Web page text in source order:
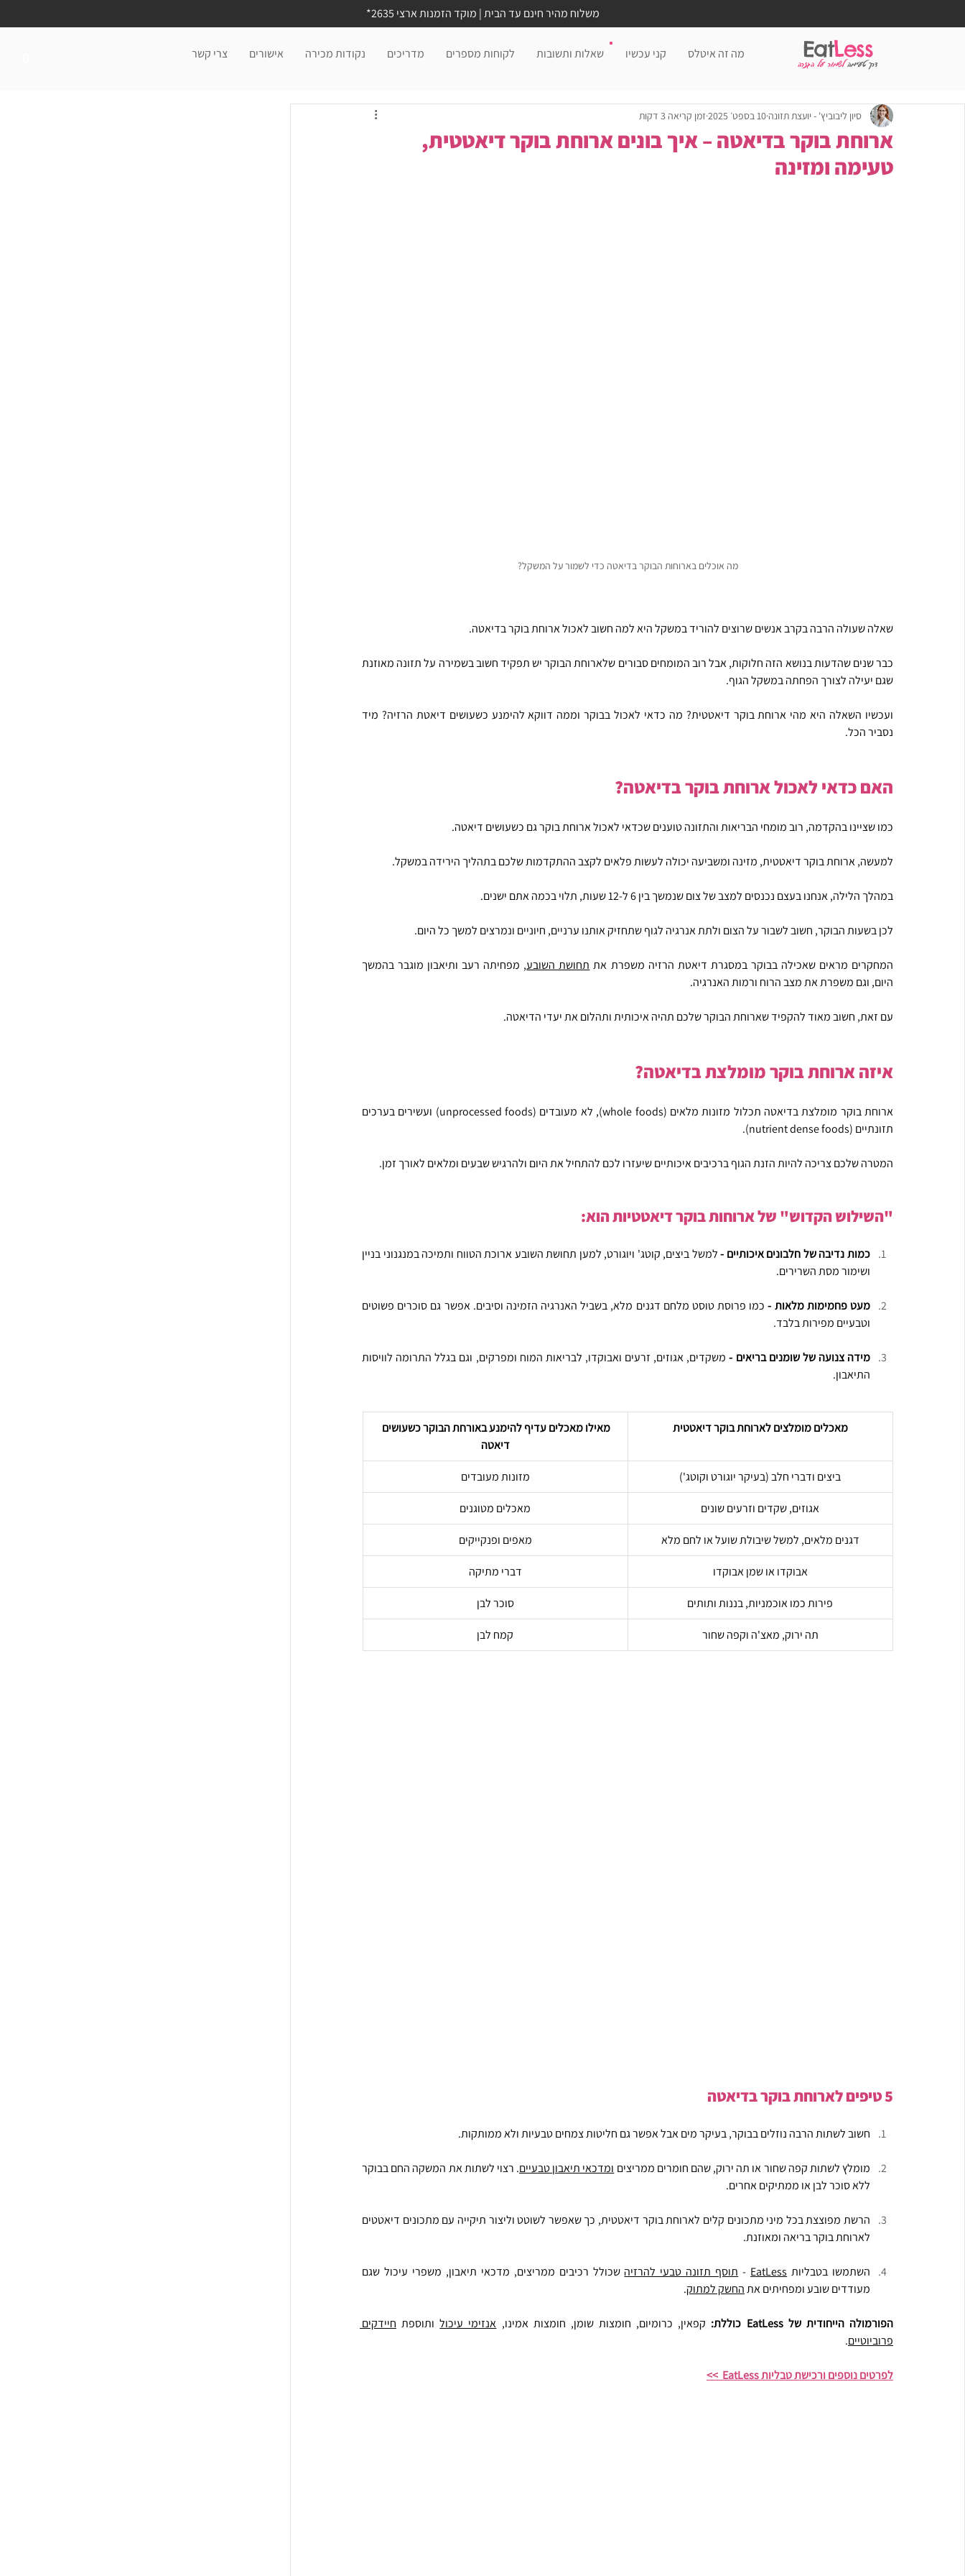
משלוח מהיר חינם עד הבית | מוקד הזמנות ארצי 2635*
מה זה איטלס קני עכשיו שאלות ותשובות לקוחות מספרים מדריכים נקודות מכירה אישורים צרי קשר
דרך טעימהלשמור על הגזרה
EatLess
ארוחת בוקר בדיאטה – איך בונים ארוחת בוקר דיאטטית,
טעימה ומזינה
סיון ליבוביץ' - יועצת תזונה10 בספט׳ 2025 זמן קריאה 3 דקות
מה אוכלים בארוחות הבוקר בדיאטה כדי לשמור על המשקל?
שאלה שעולה הרבה בקרב אנשים שרוצים להוריד במשקל היא למה חשוב לאכול ארוחת בוקר בדיאטה.
שגם יעילה לצורך הפחתה במשקל הגוף.
נסביר הכל.
האם כדאי לאכול ארוחת בוקר בדיאטה?
כמו שציינו בהקדמה, רוב מומחי הבריאות והתזונה טוענים שכדאי לאכול ארוחת בוקר גם כשעושים דיאטה.
למעשה, ארוחת בוקר דיאטטית, מזינה ומשביעה יכולה לעשות פלאים לקצב ההתקדמות שלכם בתהליך הירידה במשקל.
במהלך הלילה, אנחנו בעצם נכנסים למצב של צום שנמשך בין 6 ל-12 שעות, תלוי בכמה אתם ישנים.
לכן בשעות הבוקר, חשוב לשבור על הצום ולתת אנרגיה לגוף שתחזיק אותנו ערניים, חיוניים ונמרצים למשך כל היום.
המחקרים מראים שאכילה בבוקר במסגרת דיאטת הרזיה משפרת את תחושת השובע
היום, וגם משפרת את מצב הרוח ורמות האנרגיה.
עם זאת, חשוב מאוד להקפיד שארוחת הבוקר שלכם תהיה איכותית ותהלום את יעדי הדיאטה.
איזה ארוחת בוקר מומלצת בדיאטה?
תזונתיים (nutrient dense foods).
המטרה שלכם צריכה להיות הזנת הגוף ברכיבים איכותיים שיעזרו לכם להתחיל את היום ולהרגיש שבעים ומלאים לאורך זמן.
"השילוש הקדוש" של ארוחות בוקר דיאטטיות הוא:
כמות נדיבה של חלבונים איכותיים -
ושימור מסת השרירים.
מעט פחמימות מלאות -
וטבעיים מפירות בלבד.
מידה צנועה של שומנים בריאים -
התיאבון.
מאכלים מומלצים לארוחת בוקר דיאטטית
מאילו מאכלים עדיף להימנע באורחת הבוקר כשעושים
דיאטה
ביצים ודברי חלב (בעיקר יוגורט וקוטג') מזונות מעובדים
אגוזים, שקדים וזרעים שונים מאכלים מטוגנים
דגנים מלאים, למשל שיבולת שועל או לחם מלא מאפים ופנקייקים
אבוקדו או שמן אבוקדו דברי מתיקה
פירות כמו אוכמניות, בננות ותותים סוכר לבן
תה ירוק, מאצ'ה וקפה שחור קמח לבן
5 טיפים לארוחת בוקר בדיאטה
חשוב לשתות הרבה נוזלים בבוקר, בעיקר מים אבל אפשר גם חליטות צמחים טבעיות ולא ממותקות.
מומלץ לשתות קפה שחור או תה ירוק, שהם חומרים ממריצים ומדכאי תיאבון טבעיים
ללא סוכר לבן או ממתיקים אחרים.
לארוחת בוקר בריאה ומאוזנת.
השתמשו בטבליות EatLess
- תוסף תזונה טבעי להרזיה
מעודדים שובע ומפחיתים את החשק למתוק.
הפורמולה הייחודית של EatLess כוללת: קפאין, כרומיום, חומצות שומן, חומצות אמינו, אנזימי עיכול ותוספת
פרוביוטיים.
לפרטים נוספים ורכישת טבליות EatLess  >>